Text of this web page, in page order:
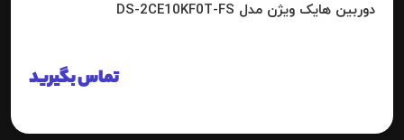
دوربین هایک ویژن مدل DS-2CE10KF0T-FS
تماس بگیرید